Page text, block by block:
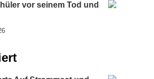
vor seinem Tod und